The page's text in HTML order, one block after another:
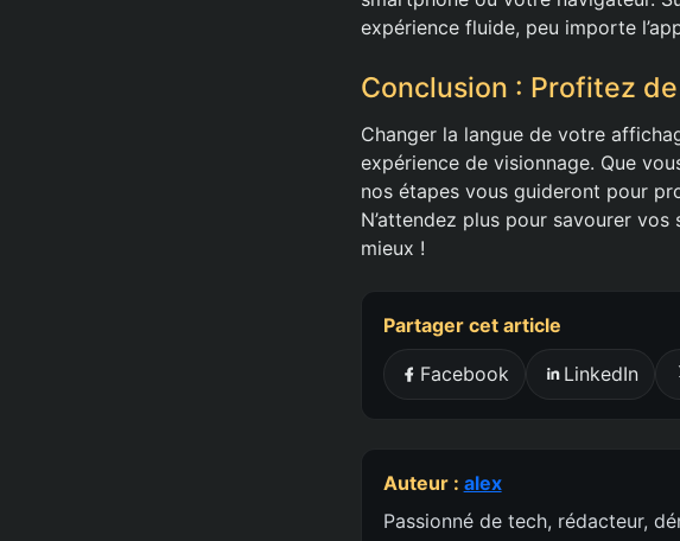
expérience fluide, peu importe
Conclusion : Profitez
Changer la langue de votre
expérience de visionnage. Que
nos étapes vous guideront pour
N’attendez plus pour savourer
mieux !
Partager cet article
Facebook LinkedIn
Auteur : alex
Passionné de tech, rédacteur,